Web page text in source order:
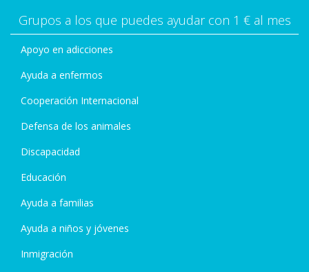
Grupos a los que puedes ayudar con 1 € al mes
Apoyo en adicciones
Ayuda a enfermos
Cooperación Internacional
Defensa de los animales
Discapacidad
Educación
Ayuda a familias
Ayuda a niños y jóvenes
Inmigración